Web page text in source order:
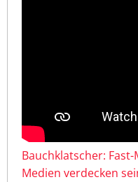
Bauchklatscher:
Medien verdecken